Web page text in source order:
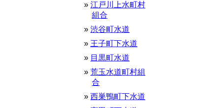
江戸川上水町村
組合
渋谷町水道
王子町下水道
目黒町水道
荒玉水道町村組
合
西巣鴨町下水道